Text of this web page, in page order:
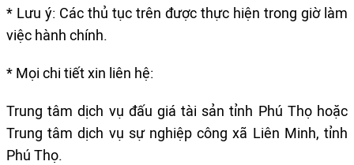
* Lưu ý: Các thủ tục trên được thực hiện trong giờ làm
việc hành chính.
* Mọi chi tiết xin liên hệ:
Trung tâm dịch vụ đấu giá tài sản tỉnh Phú Thọ hoặc
Trung tâm dịch vụ sự nghiệp công xã Liên Minh, tỉnh
Phú Thọ.